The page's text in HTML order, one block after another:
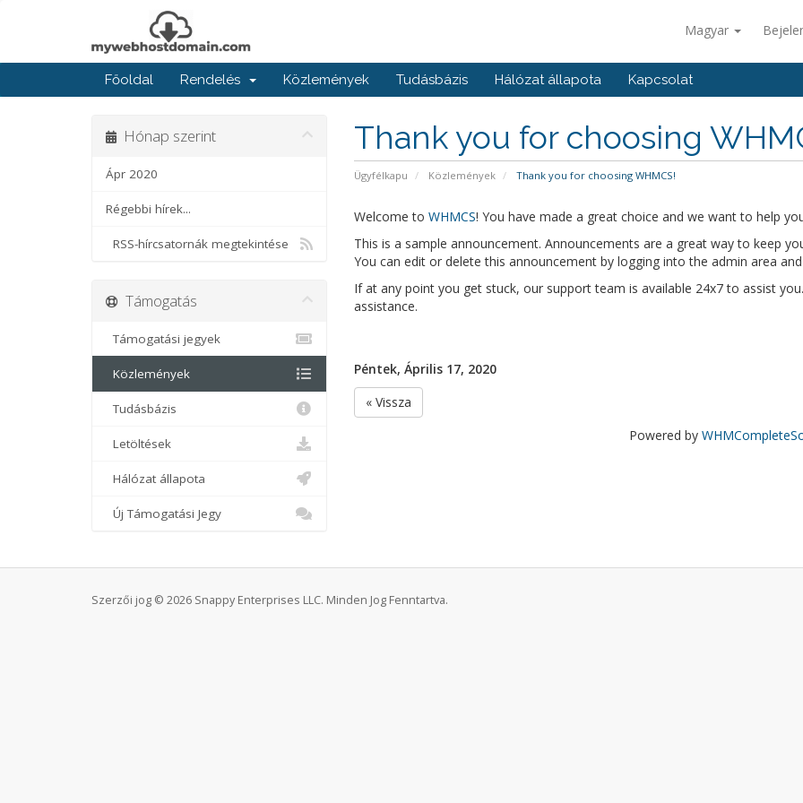
Magyar
Főoldal Rendelés Közlemények Tudásbázis Hálózat állapota Kapcsolat
Thank you for choosing
Ügyfélkapu Közlemények Thank you for choosing WHMCS!
Hónap szerint
Ápr 2020
Régebbi hírek...
RSS-hírcsatornák megtekintése
Welcome to WHMCS! You have made a great choice and we want to help
This is a sample announcement. Announcements are a great way to keep
You can edit or delete this announcement by logging into the admin area
If at any point you get stuck, our support team is available 24x7 to assist
assistance.
Péntek, Április 17, 2020
« Vissza
Powered by
Támogatás
Támogatási jegyek
Közlemények
Tudásbázis
Letöltések
Hálózat állapota
Új Támogatási Jegy
Szerzői jog © 2026 Snappy Enterprises LLC. Minden Jog Fenntartva.